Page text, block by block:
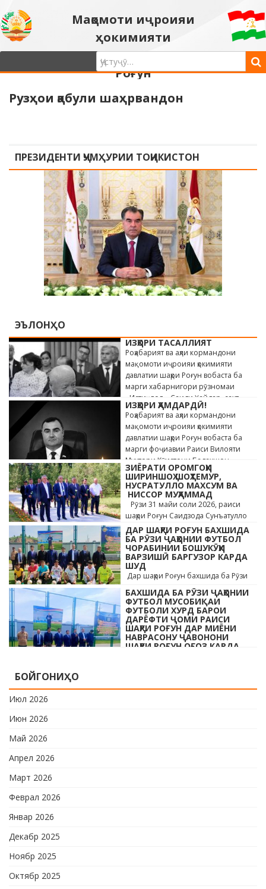
Мақомоти иҷроияи
ҳокимияти
давлатии шаҳри
Роғун
Рузҳои қабули шаҳрвандон
ПРЕЗИДЕНТИ ҶУМҲУРИИ ТОҶИКИСТОН
ЭЪЛОНҲО
ИЗҲОРИ ТАСАЛЛИЯТ
Роҳабарият ва аҳли кормандони
мақомоти иҷроияи ҳокимияти
давлатии шаҳри Роғун вобаста ба
марги хабарнигори рӯзномаи
«Истиқлол» Саиди Ҳайдар, сахт
андӯҳгин …
ИЗҲОРИ ҲАМДАРДӢ!
Роҳабарият ва аҳли кормандони
мақомоти иҷроияи ҳокимияти
давлатии шаҳри Роғун вобаста ба
марги фоҷиавии Раиси Вилояти
Мухтори Кӯҳистони Бадахшон
Алишер …
ЗИЁРАТИ ОРОМГОҲИ
ШИРИНШОҲ ШОҲТЕМУР,
НУСРАТУЛЛО МАХСУМ ВА
НИССОР МУҲАММАД
Рӯзи 31 майи соли 2026, раиси
шаҳри Роғун Саидзода Сунъатулло
бо ҳайъати кормандони дастгоҳи
раиси шаҳр ва роҳбарони мақомотҳои
…
ДАР ШАҲРИ РОҒУН БАХШИДА
БА РӮЗИ ҶАҲОНИИ ФУТБОЛ
ЧОРАБИНИИ БОШУКӮҲИ
ВАРЗИШӢ БАРГУЗОР КАРДА
ШУД
Дар шаҳри Роғун бахшида ба Рӯзи
ҷавонони Тоҷикистон ва Рӯзи
ҷаҳонии футбол бо иштироки 10
даста мусобиқаи кушоди шаҳри аз …
БАХШИДА БА РӮЗИ ҶАҲОНИИ
ФУТБОЛ МУСОБИҚАИ
ФУТБОЛИ ХУРД БАРОИ
ДАРЁФТИ ҶОМИ РАИСИ
ШАҲРИ РОҒУН ДАР МИЁНИ
НАВРАСОНУ ҶАВОНОНИ
ШАҲРИ РОҒУН ОҒОЗ КАРДА
ҷаҳонии футбол бо иштироки 10
БОЙГОНИҲО
Июл 2026
Июн 2026
Май 2026
Апрел 2026
Март 2026
Феврал 2026
Январ 2026
Декабр 2025
Ноябр 2025
Октябр 2025